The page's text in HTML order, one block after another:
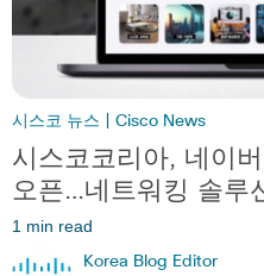
시스코 뉴스 | Cisco News
시스코코리아, 네이
오픈…네트워킹 솔루
1 min read
Korea Blog Editor